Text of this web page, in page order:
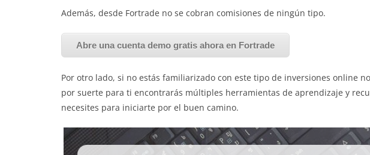
Además, desde Fortrade no se cobran comisiones de ningún tipo.
Abre una cuenta demo gratis ahora en Fortrade
Por otro lado, si no estás familiarizado con este tipo de inversiones online
por suerte para ti encontrarás múltiples herramientas de aprendizaje y
necesites para iniciarte por el buen camino.